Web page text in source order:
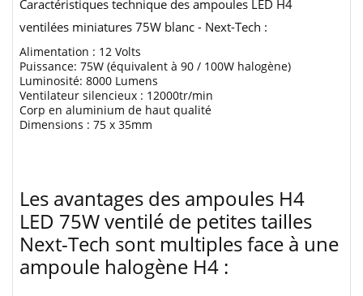
Caractéristiques technique des ampoules LED H4
ventilées miniatures 75W blanc - Next-Tech :
Alimentation : 12 Volts
Puissance: 75W (équivalent à 90 / 100W halogène)
Luminosité: 8000 Lumens
Ventilateur silencieux : 12000tr/min
Corp en aluminium de haut qualité
Dimensions : 75 x 35mm
Les avantages des ampoules H4
LED 75W ventilé de petites tailles
Next-Tech sont multiples face à une
ampoule halogène H4 :